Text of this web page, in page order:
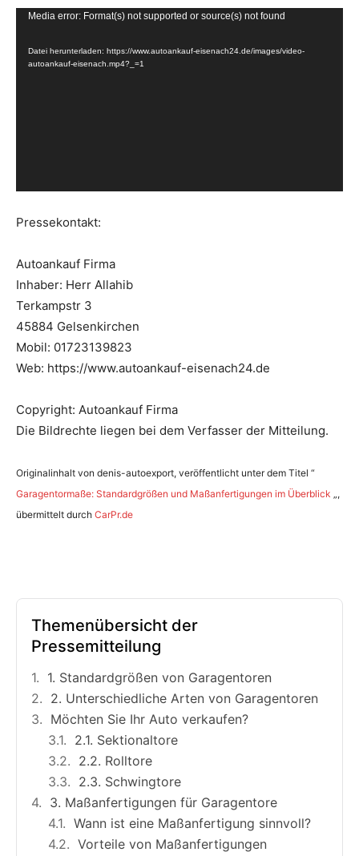
e
Media error: Format(s) not supported or source(s) not found
Datei herunterladen: https://www.autoankauf-eisenach24.de/images/video-
autoankauf-eisenach.mp4?_=1
Pressekontakt:
Autoankauf Firma
Inhaber: Herr Allahib
Terkampstr 3
45884 Gelsenkirchen
Mobil: 01723139823
Web: https://www.autoankauf-eisenach24.de
Copyright: Autoankauf Firma
Die Bildrechte liegen bei dem Verfasser der Mitteilung.
Originalinhalt von denis-autoexport, veröffentlicht unter dem Titel “
Garagentormaße: Standardgrößen und Maßanfertigungen im Überblick „,
übermittelt durch CarPr.de
Themenübersicht der
Pressemitteilung
1. Standardgrößen von Garagentoren
2. Unterschiedliche Arten von Garagentoren
Möchten Sie Ihr Auto verkaufen?
2.1. Sektionaltore
2.2. Rolltore
2.3. Schwingtore
3. Maßanfertigungen für Garagentore
Wann ist eine Maßanfertigung sinnvoll?
Vorteile von Maßanfertigungen